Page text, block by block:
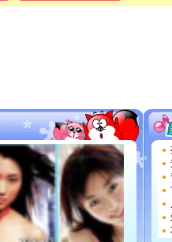
你太多，
要平安
[圣诞节]
能正大
天都要快
[圣诞节]
如意,快
[元旦]
看
断电。
你是我